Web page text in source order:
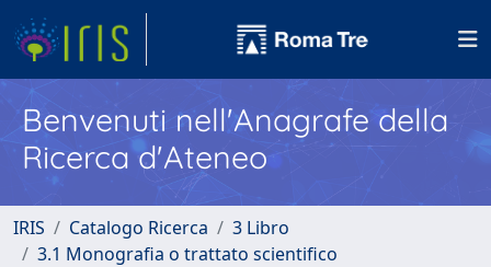
Benvenuti nell'Anagrafe della
Ricerca d'Ateneo
IRIS Catalogo Ricerca
3 Libro
3.1 Monografia o trattato scientifico